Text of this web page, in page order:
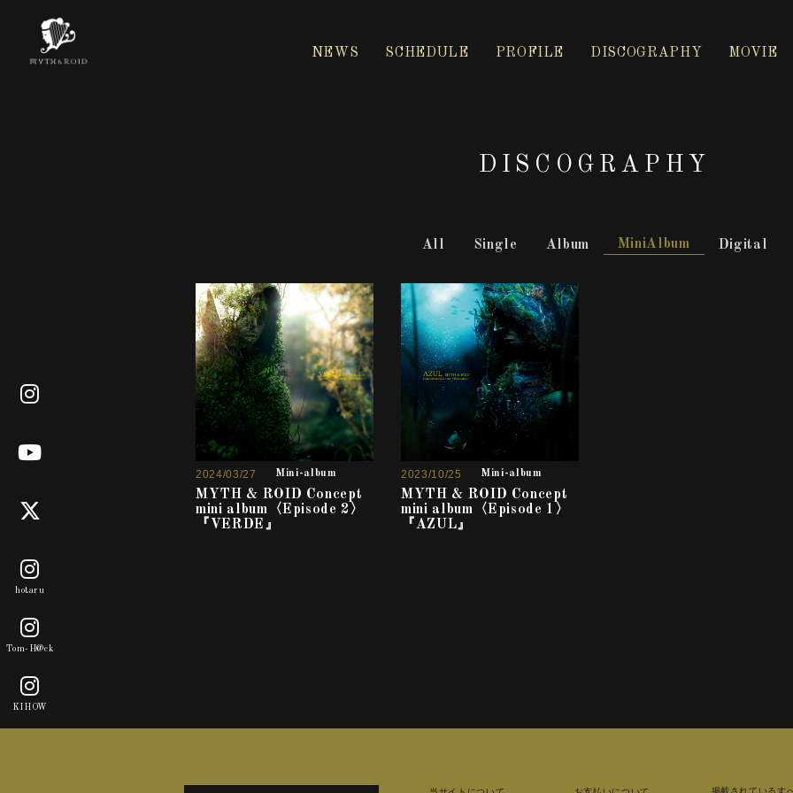
NEWS SCHEDULE PROFILE DISCOGRAPHY MOVIE
hotaru
Tom-H@ck
KIHOW
DISCOGRAPHY
All Single Album MiniAlbum Digital
2024/03/27 Mini-album
MYTH & ROID Concept
mini album〈Episode 2〉
『VERDE』
2023/10/25 Mini-album
MYTH & ROID Concept
mini album〈Episode 1〉
『AZUL』
掲載されているす